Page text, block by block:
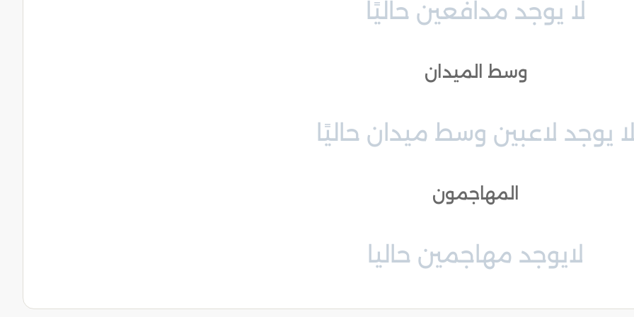
لا يوجد مدافعين حاليًا
وسط الميدان
يوجد لاعبين وسط ميدان حاليًا
المهاجمون
لايوجد مهاجمين حاليا